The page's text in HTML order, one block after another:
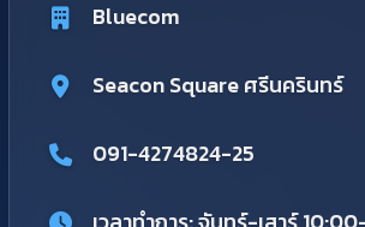
Bluecom
Seacon Square ศรีนครินทร์
091-4274824-25